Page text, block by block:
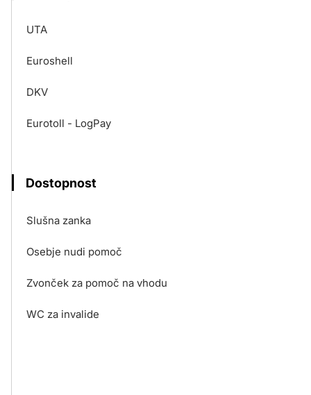
UTA
Euroshell
DKV
Eurotoll - LogPay
Dostopnost
Slušna zanka
Osebje nudi pomoč
Zvonček za pomoč na vhodu
WC za invalide